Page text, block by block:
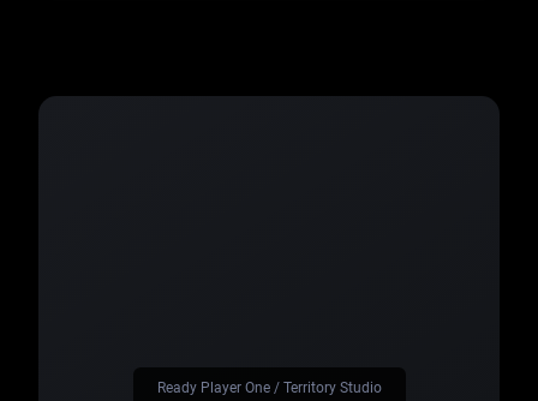
Ready Player One / Territory Studio